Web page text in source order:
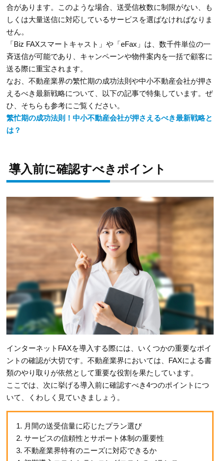
合があります。このような場合、送受信枚数に制限がない、も
しくは大量送信に対応しているサービスを選ばなければなりま
せん。
「Biz FAXスマートキャスト」や「eFax」は、数千件単位の一
斉送信が可能であり、キャンペーンや物件案内を一括で顧客に
送る際に重宝されます。
なお、不動産業界の繁忙期の成功法則や中小不動産会社が押さ
えるべき最新戦略について、以下の記事で特集しています。ぜ
ひ、そちらも参考にご覧ください。
繁忙期の成功法則！中小不動産会社が押さえるべき最新戦略と
は？
導入前に確認すべきポイント
インターネットFAXを導入する際には、いくつかの重要なポイ
ントの確認が大切です。不動産業界においては、FAXによる書
類のやり取りが依然として重要な役割を果たしています。
ここでは、次に挙げる導入前に確認すべき4つのポイントにつ
いて、くわしく見ていきましょう。
1. 月間の送受信量に応じたプラン選び
2. サービスの信頼性とサポート体制の重要性
3. 不動産業界特有のニーズに対応できるか